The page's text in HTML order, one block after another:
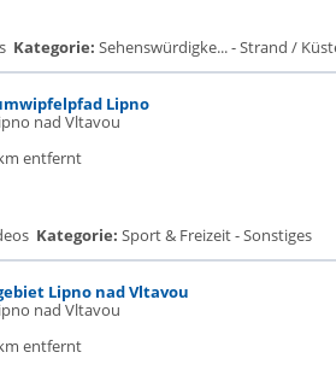
Kategorie: Sehenswürdigke... - Strand /
Lipno
nad Vltavou
entfernt
Kategorie: Sport & Freizeit - Sonstiges
Lipno nad Vltavou
nad Vltavou
entfernt